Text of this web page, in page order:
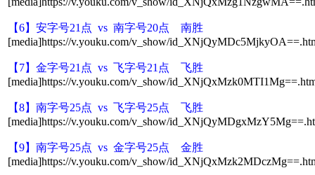
【6】安字号21点 vs 南字号20点 南胜
[media]https://v.youku.com/v_show/
【7】金字号21点 vs 飞字号21点 飞胜
[media]https://v.youku.com/v_show/
【8】南字号25点 vs 飞字号25点 飞胜
[media]https://v.youku.com/v_show/
【9】南字号25点 vs 金字号25点 金胜
[media]https://v.youku.com/v_show/